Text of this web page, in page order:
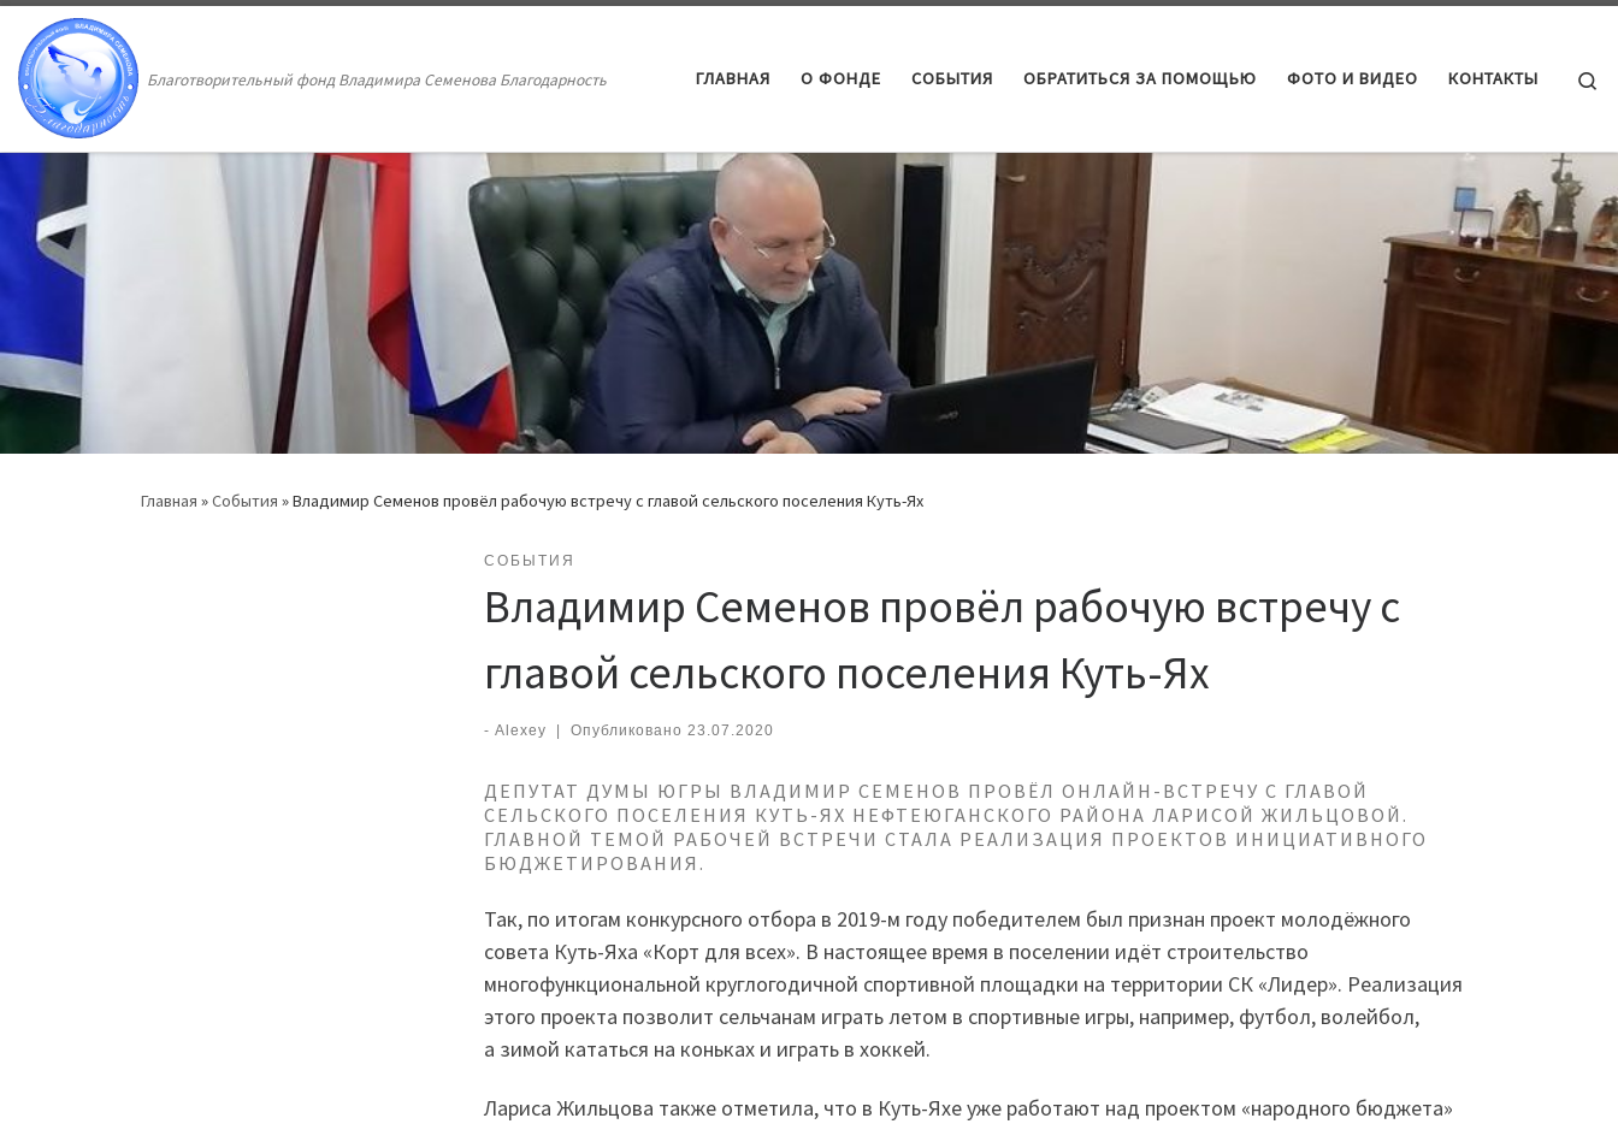
Перейти к содержимому
Благотворительный фонд Владимира Семенова Благодарность ГЛАВНАЯ О ФОНДЕ СОБЫТИЯ ОБРАТИТЬСЯ ЗА ПОМОЩЬЮ ФОТО И ВИДЕО КОНТАКТЫ
Главная »События »Владимир Семенов провёл рабочую встречу с главой сельского поселения Куть-Ях
СОБЫТИЯ
Владимир Семенов провёл рабочую встречу с
главой сельского поселения Куть-Ях
- Alexey Опубликовано 23.07.2020
ДЕПУТАТ ДУМЫ ЮГРЫ ВЛАДИМИР СЕМЕНОВ ПРОВЁЛ ОНЛАЙН-ВСТРЕЧУ С ГЛАВОЙ
СЕЛЬСКОГО ПОСЕЛЕНИЯ КУТЬ-ЯХ НЕФТЕЮГАНСКОГО РАЙОНА ЛАРИСОЙ ЖИЛЬЦОВОЙ.
ГЛАВНОЙ ТЕМОЙ РАБОЧЕЙ ВСТРЕЧИ СТАЛА РЕАЛИЗАЦИЯ ПРОЕКТОВ ИНИЦИАТИВНОГО
БЮДЖЕТИРОВАНИЯ.
Так, по итогам конкурсного отбора в 2019-м году победителем был признан проект молодёжного
совета Куть-Яха «Корт для всех». В настоящее время в поселении идёт строительство
многофункциональной круглогодичной спортивной площадки на территории СК «Лидер». Реализация
этого проекта позволит сельчанам играть летом в спортивные игры, например, футбол, волейбол,
а зимой кататься на коньках и играть в хоккей.
Лариса Жильцова также отметила, что в Куть-Яхе уже работают над проектом «народного бюджета»